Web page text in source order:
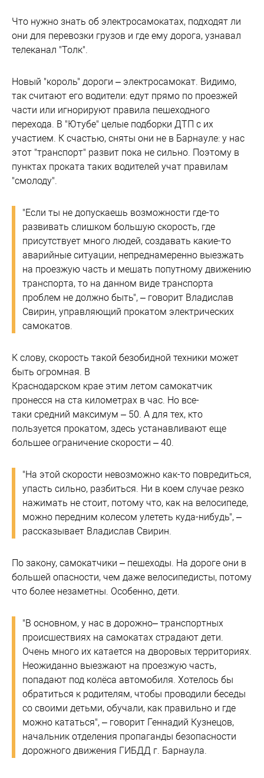
Что нужно знать об электросамокатах, подходят ли
они для перевозки грузов и где ему дорога, узнавал
телеканал "Толк".
Новый "король" дороги – электросамокат. Видимо,
так считают его водители: едут прямо по проезжей
части или игнорируют правила пешеходного
перехода. В "Ютубе" целые подборки ДТП с их
участием. К счастью, сняты они не в Барнауле: у нас
этот "транспорт" развит пока не сильно. Поэтому в
пунктах проката таких водителей учат правилам
"смолоду".
"Если ты не допускаешь возможности где-то
развивать слишком большую скорость, где
присутствует много людей, создавать какие-то
аварийные ситуации, непреднамеренно выезжать
на проезжую часть и мешать попутному движению
транспорта, то на данном виде транспорта
проблем не должно быть", – говорит Владислав
Свирин, управляющий прокатом электрических
самокатов.
К слову, скорость такой безобидной техники может
быть огромная. В
Краснодарском крае этим летом самокатчик
пронесся на ста километрах в час. Но все-
таки средний максимум – 50. А для тех, кто
пользуется прокатом, здесь устанавливают еще
большее ограничение скорости – 40.
"На этой скорости невозможно как-то повредиться,
упасть сильно, разбиться. Ни в коем случае резко
нажимать не стоит, потому что, как на велосипеде,
можно передним колесом улететь куда-нибудь", –
рассказывает Владислав Свирин.
По закону, самокатчики – пешеходы. На дороге они в
большей опасности, чем даже велосипедисты, потому
что более незаметны. Особенно, дети.
"В основном, у нас в дорожно– транспортных
происшествиях на самокатах страдают дети.
Очень много их катается на дворовых территориях.
Неожиданно выезжают на проезжую часть,
попадают под колёса автомобиля. Хотелось бы
обратиться к родителям, чтобы проводили беседы
со своими детьми, обучали, как правильно и где
можно кататься", – говорит Геннадий Кузнецов,
начальник отделения пропаганды безопасности
дорожного движения ГИБДД г. Барнаула.